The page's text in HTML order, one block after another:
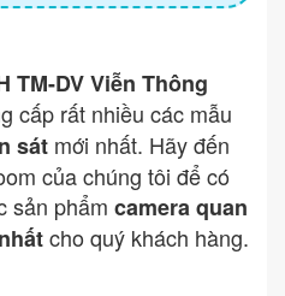
TM-DV Viễn Thông
cấp rất nhiều các mẫu
sát mới nhất. Hãy đến
của chúng tôi để có
sản phẩm camera quan
cho quý khách hàng.